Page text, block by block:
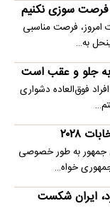
سوزی نکنیم
امروز، فرصت مناسبی
به…
به جلو و عقب است
فوق‌العاده دشواری
۲۰۲۸
جمهور به طور خصوصی
خواه…
ایران شکست